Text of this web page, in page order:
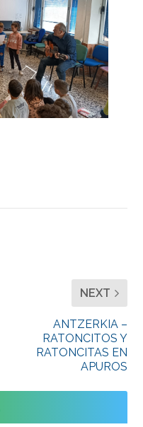
NEXT
ANTZERKIA –
RATONCITOS Y
RATONCITAS EN
APUROS